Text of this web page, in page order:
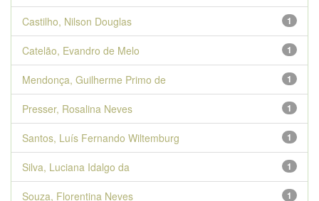
1
Castilho, Nilson Douglas
1
Catelão, Evandro de Melo
1
Mendonça, Guilherme Primo de
1
Presser, Rosalina Neves
1
Santos, Luís Fernando Wiltemburg
1
Silva, Luciana Idalgo da
1
Souza, Florentina Neves